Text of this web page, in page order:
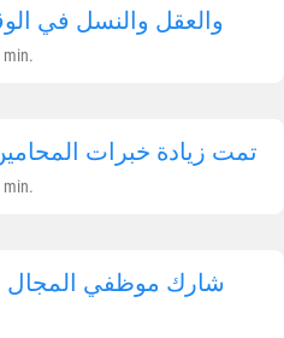
والعقل والنسل في
min.
تمت زيادة خبرات
min.
شارك موظفي المجال